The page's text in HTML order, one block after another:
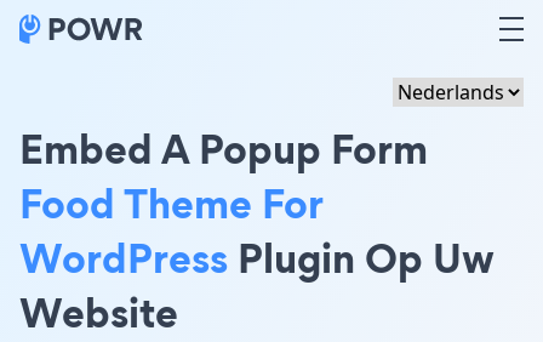
Embed A Popup Form
Food Theme For
WordPress Plugin Op Uw
Website